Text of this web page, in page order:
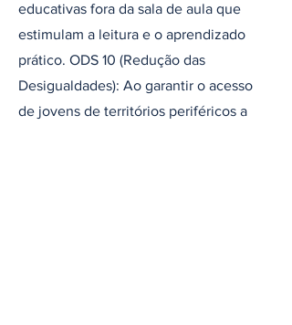
educativas fora da sala de aula que
estimulam a leitura e o aprendizado
prático. ODS 10 (Redução das
Desigualdades): Ao garantir o acesso
de jovens de territórios periféricos a